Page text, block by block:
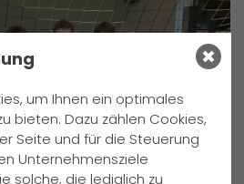
um Ihnen ein optimales
bieten. Dazu zählen Cookies,
Seite und für die Steuerung
Unternehmensziele
solche, die lediglich zu